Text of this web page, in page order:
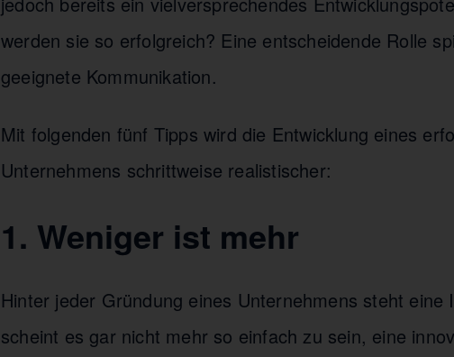
werden sie so erfolgreich? Eine entscheidende Rolle
geeignete Kommunikation.
Mit folgenden fünf Tipps wird die Entwicklung eines
Unternehmens schrittweise realistischer:
1. Weniger ist mehr
Hinter jeder Gründung eines Unternehmens steht eine
scheint es gar nicht mehr so einfach zu sein, eine